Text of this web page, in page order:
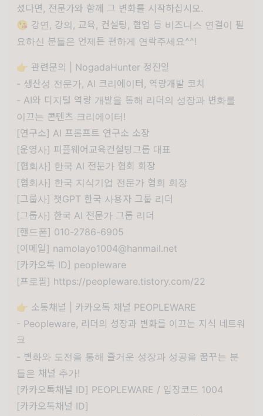
셨다면, 전문가와 함께 그 변화를 시작하십시오.
😘 강연, 강의, 교육, 컨설팅, 협업 등 비즈니스 연결이 필
요하신 분들은 언제든 편하게 연락주세요^^!
👉 관련문의 | NogadaHunter 정진일
- 생산성 전문가, AI 크리에이터, 역량개발 코치
- AI와 디지털 역량 개발을 통해 리더의 성장과 변화를
이끄는 콘텐츠 크리에이터!
[연구소] AI 프롬프트 연구소 소장
[운영사] 피플웨어교육컨설팅그룹 대표
[협회사] 한국 AI 전문가 협회 회장
[협회사] 한국 지식기업 전문가 협회 회장
[그룹사] 챗GPT 한국 사용자 그룹 리더
[그룹사] 한국 AI 전문가 그룹 리더
[핸드폰] 010-2786-6905
[이메일] namolayo1004@hanmail.net
[카카오톡 ID] peopleware
[프로필] https://peopleware.tistory.com/22
👉 소통채널 | 카카오톡 채널 PEOPLEWARE
- Peopleware, 리더의 성장과 변화를 이끄는 지식 네트워
크
- 변화와 도전을 통해 즐거운 성장과 성공을 꿈꾸는 분
들은 채널 추가!
[카카오톡채널 ID] PEOPLEWARE / 입장코드 1004
[카카오톡채널 ID]